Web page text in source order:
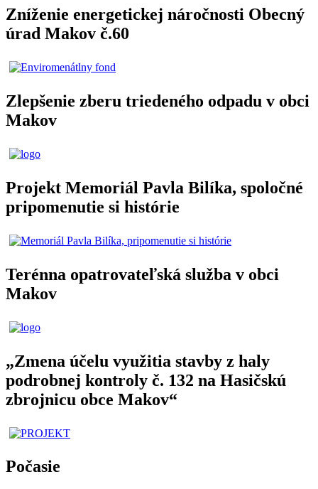
Zníženie energetickej náročnosti Obecný
úrad Makov č.60
Zlepšenie zberu triedeného odpadu v obci
Makov
Projekt Memoriál Pavla Bilíka, spoločné
pripomenutie si histórie
Terénna opatrovateľská služba v obci
Makov
„Zmena účelu využitia stavby z haly
podrobnej kontroly č. 132 na Hasičskú
zbrojnicu obce Makov“
Počasie